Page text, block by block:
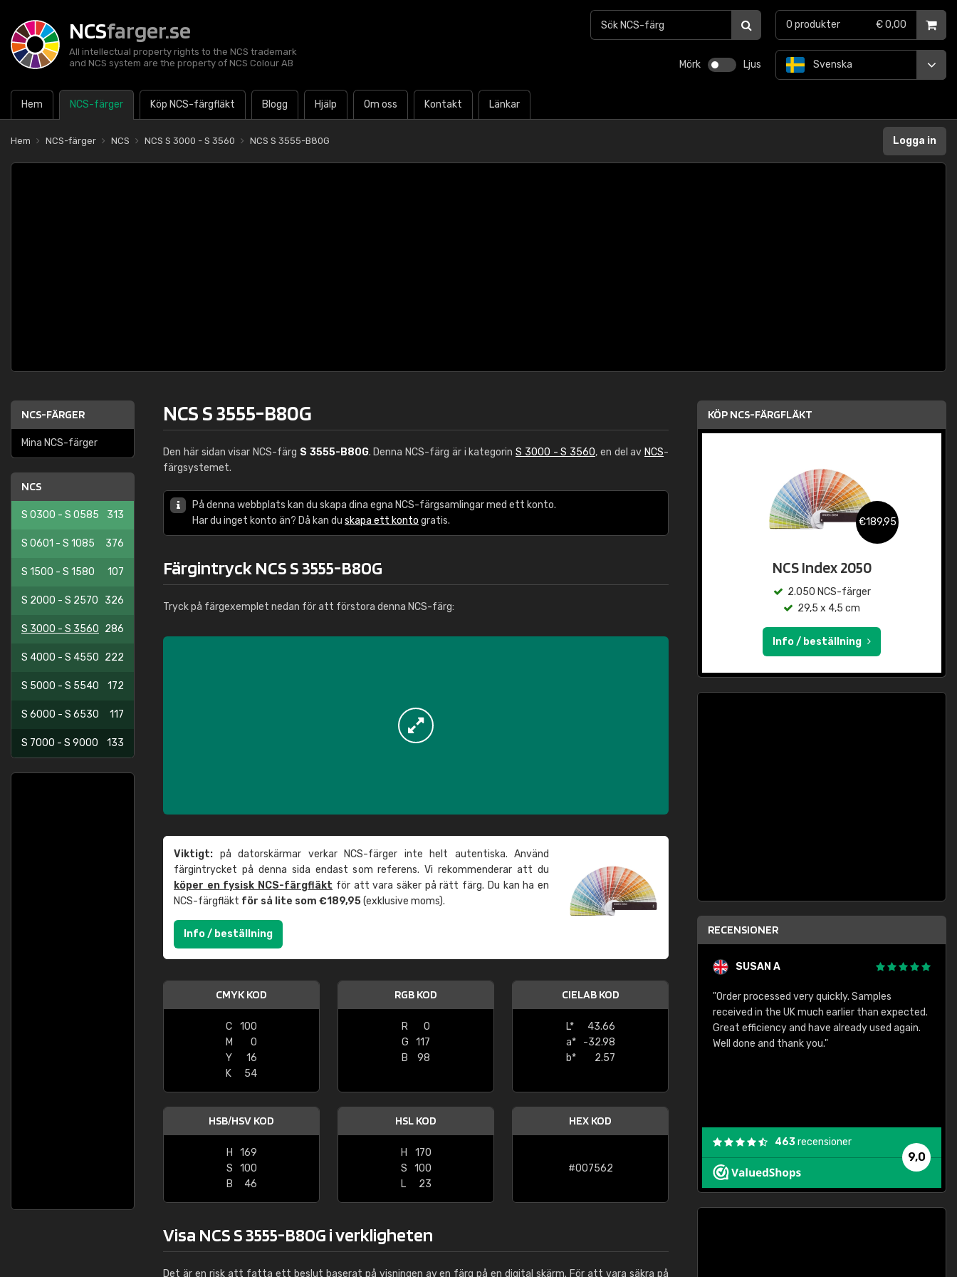
NCSfarger.se
All intellectual property rights to the NCS trademark
and NCS system are the property of NCS Colour AB
Mörk Ljus
Hem NCS-färger Köp NCS-färgfläkt Blogg Hjälp Om oss Kontakt Länkar
Svenska
0 produkter € 0,00
Hem NCS-färger NCS NCS S 3000 - S 3560 NCS S 3555-B80G Logga in
NCS-FÄRGER
Mina NCS-färger
NCS
S 0300 - S 0585 313
S 0601 - S 1085 376
S 1500 - S 1580 107
S 2000 - S 2570 326
S 3000 - S 3560 286
S 4000 - S 4550 222
S 5000 - S 5540 172
S 6000 - S 6530 117
S 7000 - S 9000 133
NCS S 3555-B80G
Den här sidan visar NCS-färg S 3555-B80G. Denna NCS-färg är i kategorin S 3000 - S 3560, en del av NCS-
färgsystemet.
På denna webbplats kan du skapa dina egna NCS-färgsamlingar med ett konto.
Har du inget konto än? Då kan du skapa ett konto gratis.
Färgintryck NCS S 3555-B80G
Tryck på färgexemplet nedan för att förstora denna NCS-färg:
Viktigt: på datorskärmar verkar NCS-färger inte helt autentiska. Använd
färgintrycket på denna sida endast som referens. Vi rekommenderar att du
köper en fysisk NCS-färgfläkt för att vara säker på rätt färg. Du kan ha en
NCS-färgfläkt för så lite som €189,95(exklusive moms).
Info / beställning
CMYK KOD
C
100
M
0
Y
16
K
54
RGB KOD
R
0
G
117
B
98
CIELAB KOD
L*
43.66
a*
-32.98
b*
2.57
HSB/HSV KOD
H
169
S
100
B
46
HSL KOD
H
170
S
100
L
23
HEX KOD
#007562
Visa NCS S 3555-B80G i verkligheten
Det är en risk att fatta ett beslut baserat på visningen av en färg på en digital skärm. För att vara säkra på
KÖP NCS-FÄRGFLÄKT
€189,95
NCS Index 2050
2.050 NCS-färger
29,5 x 4,5 cm
Info / beställning
RECENSIONER
Windows
"Great product and speedy delivery"
SUSAN A
"Order processed very quickly. Samples
received in the UK much earlier than expected.
Great efficiency and have already used again.
Well done and thank you."
9,0
463recensioner